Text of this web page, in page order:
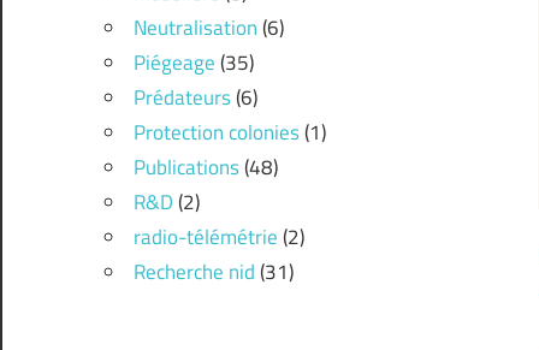
Neutralisation(6)
Piégeage(35)
Prédateurs(6)
Protection colonies(1)
Publications(48)
R&D(2)
radio-télémétrie(2)
Recherche nid(31)